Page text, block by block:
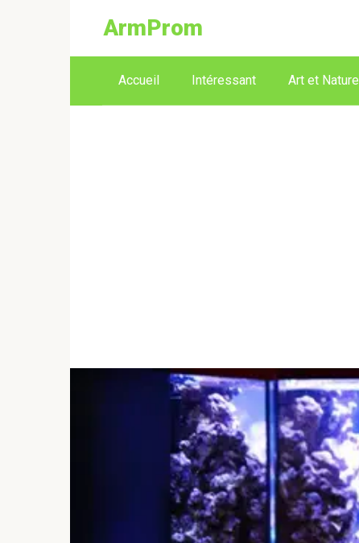
ArmProm
Accueil Intéressant Art et Nature